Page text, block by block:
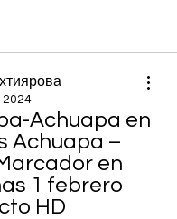
2024
Achuapa en
Achuapa –
en
1 febrero
HD